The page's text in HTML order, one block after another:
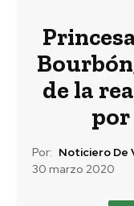
de la
Por: Noticiero De
30 marzo 2020